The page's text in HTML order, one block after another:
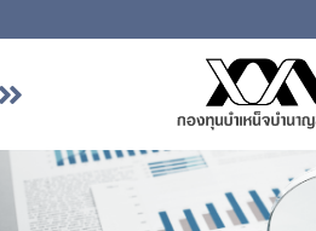
หน้าหลัก
เกี่ยวกับ กบข.